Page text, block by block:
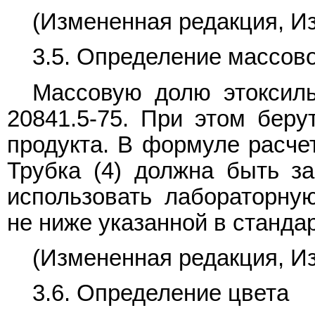
(Измененная редакция,
3.5. Определение
Массовую долю
20841.5-75. При этом
продукта. В формуле
Трубка (4) должна быть
использовать
не ниже указанной в
(Измененная редакция,
3.6. Определение цвета